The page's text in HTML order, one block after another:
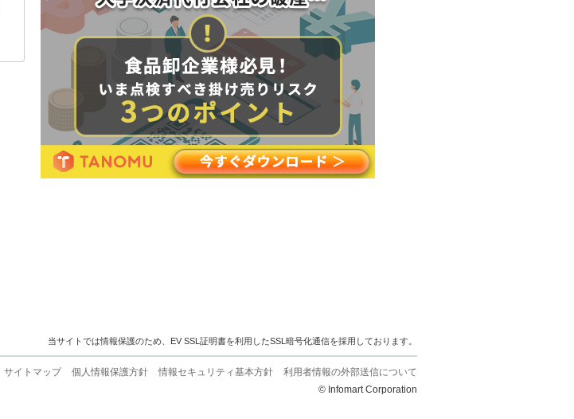
当サイトでは情報保護のため、EV SSL証明書を利用したSSL暗号化通信を採用しております。
サイトマップ 個人情報保護方針 情報セキュリティ基本方針
利用者情報の外部送信について
© Infomart Corporation